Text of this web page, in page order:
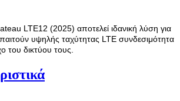
LTE12 (2025) αποτελεί ιδανική λύση για
υψηλής ταχύτητας LTE συνδεσιμότητα
του δικτύου τους.